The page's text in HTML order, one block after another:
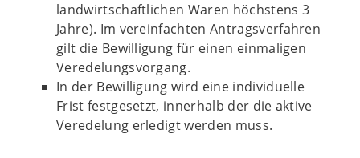
landwirtschaftlichen Waren höchstens 3
Jahre). Im vereinfachten Antragsverfahren
gilt die Bewilligung für einen einmaligen
Veredelungsvorgang.
In der Bewilligung wird eine individuelle
Frist festgesetzt, innerhalb der die aktive
Veredelung erledigt werden muss.